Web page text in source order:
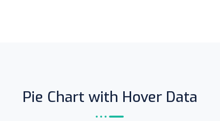
Pie Chart with Hover Data